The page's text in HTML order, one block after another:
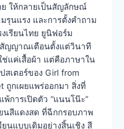
ย ให้กลายเป็นสัญลักษณ์
รุนแรง และการตั้งคำถาม
เรียนไทย ยูนิฟอร์ม
ญญาณเตือนตั้งแต่วินาที
ช่แค่เสื้อผ้า แต่คือภาษาใน
สเตอร์ของ Girl from
ถูกเผยแพร่ออกมา สิ่งที่
การเปิดตัว “แนนโน๊ะ”
นสีแดงสด ที่ฉีกกรอบภาพ
นแบบเดิมอย่างสิ้นเชิง สี